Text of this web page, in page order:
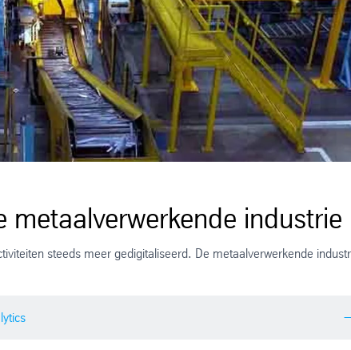
industrie
steeds meer gedigitaliseerd. De metaalverwerkende